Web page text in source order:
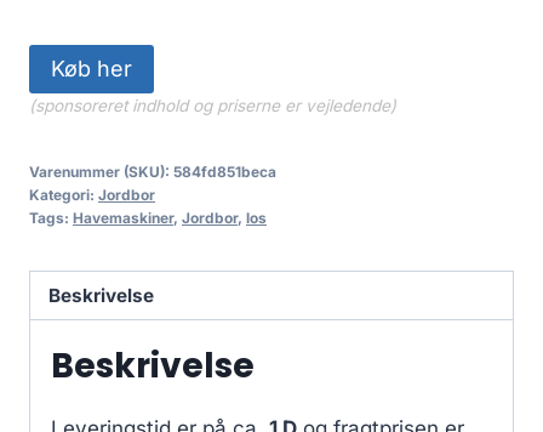
Køb her
(sponsoreret indhold og priserne er vejledende)
Varenummer (SKU): 584fd851beca
Kategori: Jordbor
Tags: Havemaskiner, Jordbor, los
Beskrivelse
Beskrivelse